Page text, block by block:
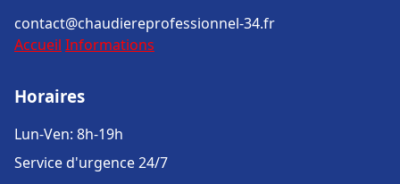
contact@chaudiereprofessionnel-34.fr
Accueil Informations
Horaires
Lun-Ven: 8h-19h
Service d'urgence 24/7